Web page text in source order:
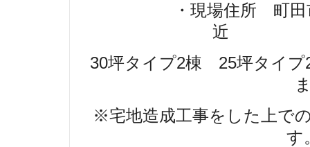
・現場住所 町田
30坪タイプ2棟 25坪タイプ
※宅地造成工事をした上で